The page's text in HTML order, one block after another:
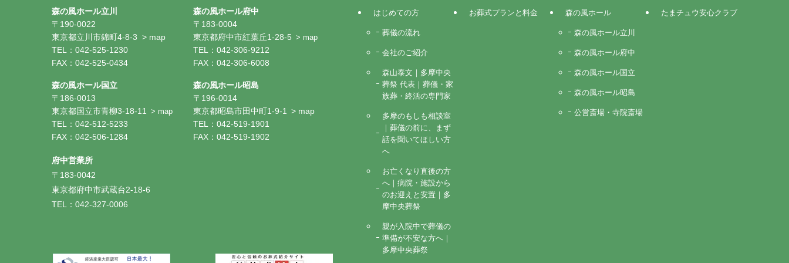
森の風ホール立川
〒190-0022
東京都立川市錦町4-8-3 > map
TEL：042-525-1230
FAX：042-525-0434
森の風ホール国立
〒186-0013
東京都国立市青柳3-18-11
> map
TEL：042-512-5233
FAX：042-506-1284
府中営業所
〒183-0042
東京都府中市武蔵台2-18-6
TEL：042-327-0006
森の風ホール府中
〒183-0004
東京都府中市紅葉丘1-28-5 > map
TEL：042-306-9212
FAX：042-306-6008
森の風ホール昭島
〒196-0014
東京都昭島市田中町1-9-1
> map
TEL：042-519-1901
FAX：042-519-1902
はじめての方
葬儀の流れ
会社のご紹介
森山泰文｜多摩中央
葬祭 代表｜葬儀・家
族葬・終活の専門家
多摩のもしも相談室
｜葬儀の前に、まず
話を聞いてほしい方
へ
お亡くなり直後の方
へ｜病院・施設から
のお迎えと安置｜多
摩中央葬祭
親が入院中で葬儀の
準備が不安な方へ｜
多摩中央葬祭
お葬式プランと料金 森の風ホール
森の風ホール立川
森の風ホール府中
森の風ホール国立
森の風ホール昭島
公営斎場・寺院斎場
たまチュウ安心クラブ